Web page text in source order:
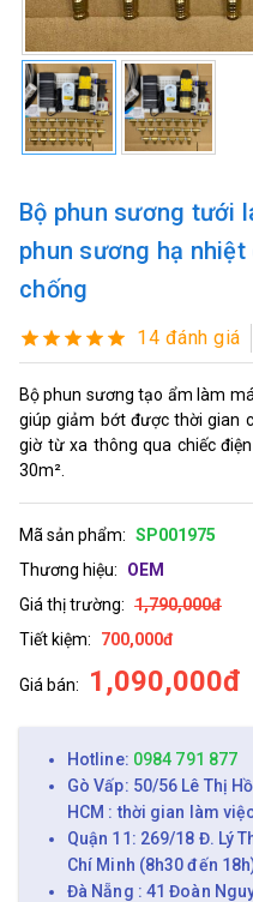
Bộ phun sương tưới
phun sương hạ
chống
14 đánh giá
Bộ phun sương tạo ẩm làm
giúp giảm bớt được thời gian
giờ từ xa thông qua chiếc
30m².
Mã sản phẩm: SP001975
Thương hiệu:
OEM
Giá thị trường: 1,790,000đ
Tiết kiệm:
700,000đ
Giá bán: 1,090,000đ
Hotline: 0984 791 877
Gò Vấp: 50/56 Lê Thị
HCM : thời gian làm
Quận 11: 269/18 Đ. Lý
Chí Minh (8h30 đến
Đà Nẵng : 41 Đoàn